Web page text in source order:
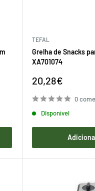
TEFAL
Grelha de Snacks
XA701074
Preço
venda
20,28€
0
Disponível